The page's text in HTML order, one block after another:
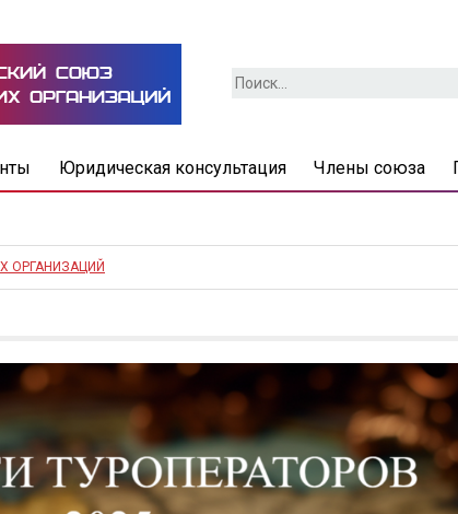
Найти:
Юридическая консультация Члены союза
ОРГАНИЗАЦИЙ